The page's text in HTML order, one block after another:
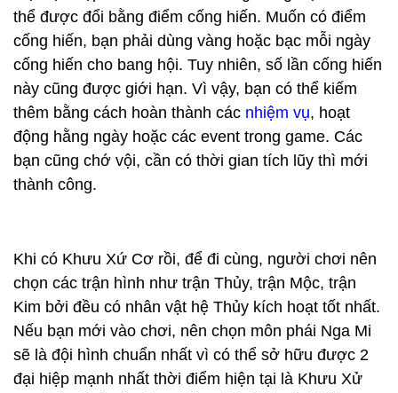
thể được đổi bằng điểm cống hiến. Muốn có điểm
cống hiến, bạn phải dùng vàng hoặc bạc mỗi ngày
cống hiến cho bang hội. Tuy nhiên, số lần cống hiến
này cũng được giới hạn. Vì vậy, bạn có thể kiếm
thêm bằng cách hoàn thành các nhiệm vụ, hoạt
động hằng ngày hoặc các event trong game. Các
bạn cũng chớ vội, cần có thời gian tích lũy thì mới
thành công.
Khi có Khưu Xứ Cơ rồi, để đi cùng, người chơi nên
chọn các trận hình như trận Thủy, trận Mộc, trận
Kim bởi đều có nhân vật hệ Thủy kích hoạt tốt nhất.
Nếu bạn mới vào chơi, nên chọn môn phái Nga Mi
sẽ là đội hình chuẩn nhất vì có thể sở hữu được 2
đại hiệp mạnh nhất thời điểm hiện tại là Khưu Xử